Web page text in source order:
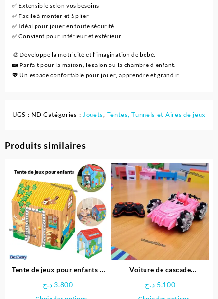
✅ Extensible selon vos besoins
✅ Facile à monter et à plier
✅ Idéal pour jouer en toute sécurité
✅ Convient pour intérieur et extérieur
🎨 Développe la motricité et l’imagination de bébé.
🏡 Parfait pour la maison, le salon ou la chambre d’enfant.
💖 Un espace confortable pour jouer, apprendre et grandir.
UGS : ND Catégories : Jouets, Tentes, Tunnels et Aires de jeux
Produits similaires
Tente de jeux pour enfants –
3.800 د.ج
Voiture de cascade
5.100 د.ج